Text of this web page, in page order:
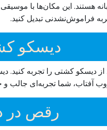
هستند. این مکان‌ها با
فراموش‌نشدنی تبدیل کنید.
دیسکو
دیسکو کشتی را تجربه
آفتاب، شما تجربه‌ای جالب
رقص در